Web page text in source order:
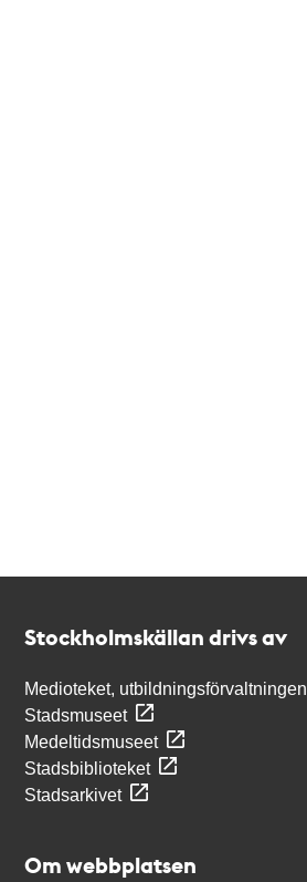
Stockholmskällan drivs av
Medioteket, utbildningsförvaltningen
Stadsmuseet
Medeltidsmuseet
Stadsbiblioteket
Stadsarkivet
Om webbplatsen